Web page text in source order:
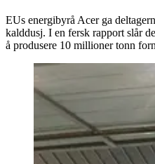
EUs energibyrå Acer ga
kalddusj. I en fersk rapport slår
å produsere 10 millioner tonn